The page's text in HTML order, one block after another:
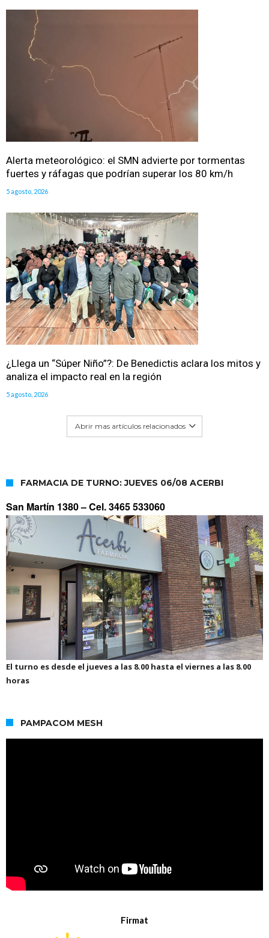
Alerta meteorológico: el SMN advierte por tormentas
fuertes y ráfagas que podrían superar los 80 km/h
5 agosto, 2026
¿Llega un “Súper Niño”?: De Benedictis aclara los mitos y
analiza el impacto real en la región
5 agosto, 2026
Abrir mas artículos relacionados
FARMACIA DE TURNO: JUEVES 06/08 ACERBI
San Martín 1380 –Cel. 3465 533060
El turno es desde el jueves a las 8.00 hasta el viernes a las 8.00
horas
PAMPACOM MESH
Firmat